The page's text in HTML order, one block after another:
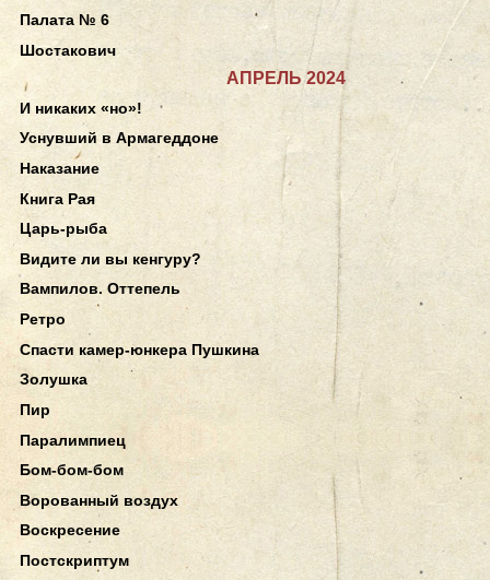
Палата № 6
Шостакович
АПРЕЛЬ 2024
И никаких «но»!
Уснувший в Армагеддоне
Наказание
Книга Рая
Царь-рыба
Видите ли вы кенгуру?
Вампилов. Оттепель
Ретро
Спасти камер-юнкера Пушкина
Золушка
Пир
Паралимпиец
Бом-бом-бом
Ворованный воздух
Воскресение
Постскриптум